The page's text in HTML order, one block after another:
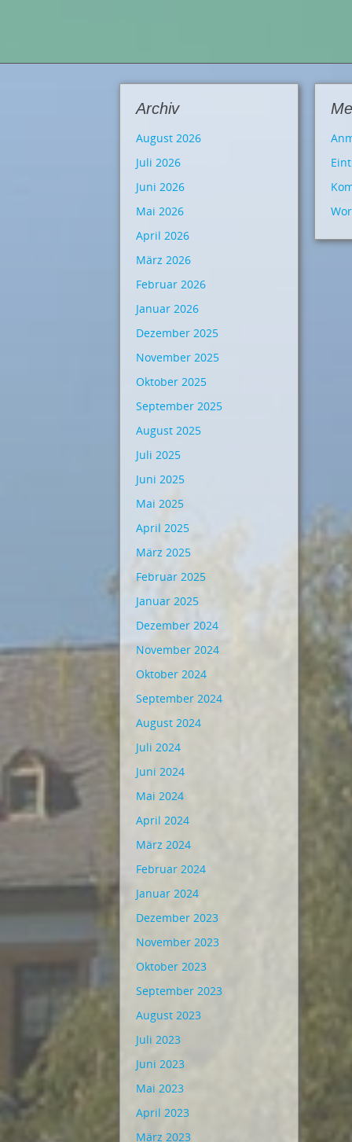
Archiv
August 2026
Juli 2026
Juni 2026
Mai 2026
April 2026
März 2026
Februar 2026
Januar 2026
Dezember 2025
November 2025
Oktober 2025
September 2025
August 2025
Juli 2025
Juni 2025
Mai 2025
April 2025
März 2025
Februar 2025
Januar 2025
Dezember 2024
November 2024
Oktober 2024
September 2024
August 2024
Juli 2024
Juni 2024
Mai 2024
April 2024
März 2024
Februar 2024
Januar 2024
Dezember 2023
November 2023
Oktober 2023
September 2023
August 2023
Juli 2023
Juni 2023
Mai 2023
April 2023
März 2023